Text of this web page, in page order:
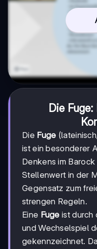
Die
Die Fuge
ist ein besonderer
Denkens im
Stellenwert in der
Gegensatz zum
strengen Regeln.
Eine Fuge ist durch
und Wechselspiel
gekennzeichnet.